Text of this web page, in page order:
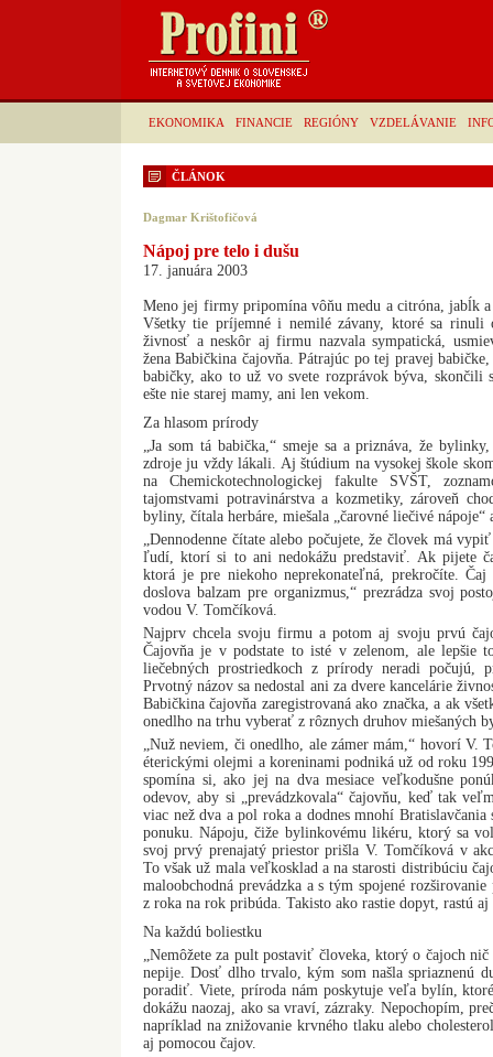
EKONOMIKA FINANCIE REGIÓNY VZDELÁVANIE
ČLÁNOK
Dagmar Krištofičová
Nápoj pre telo i dušu
17. januára 2003
Meno jej firmy pripomína vôňu medu a citróna, jabĺk a
Všetky tie príjemné i nemilé závany, ktoré sa rinuli
živnosť a neskôr aj firmu nazvala sympatická,
žena Babičkina čajovňa. Pátrajúc po tej pravej
babičky, ako to už vo svete rozprávok býva, skončili
ešte nie starej mamy, ani len vekom.
Za hlasom prírody
„Ja som tá babička,“ smeje sa a priznáva, že
zdroje ju vždy lákali. Aj štúdium na vysokej škole
na Chemickotechnologickej fakulte SVŠT,
tajomstvami potravinárstva a kozmetiky, zároveň
byliny, čítala herbáre, miešala „čarovné liečivé
„Dennodenne čítate alebo počujete, že človek má
ľudí, ktorí si to ani nedokážu predstaviť. Ak pijete
ktorá je pre niekoho neprekonateľná, prekročíte.
doslova balzam pre organizmus,“ prezrádza svoj
vodou V. Tomčíková.
Najprv chcela svoju firmu a potom aj svoju prvú
Čajovňa je v podstate to isté v zelenom, ale lepšie
liečebných prostriedkoch z prírody neradi počujú,
Prvotný názov sa nedostal ani za dvere kancelárie
Babičkina čajovňa zaregistrovaná ako značka, a ak
onedlho na trhu vyberať z rôznych druhov miešaných
„Nuž neviem, či onedlho, ale zámer mám,“ hovorí V.
éterickými olejmi a koreninami podniká už od roku
spomína si, ako jej na dva mesiace veľkodušne
odevov, aby si „prevádzkovala“ čajovňu, keď tak
viac než dva a pol roka a dodnes mnohí
ponuku. Nápoju, čiže bylinkovému likéru, ktorý sa
svoj prvý prenajatý priestor prišla V. Tomčíková v
To však už mala veľkosklad a na starosti distribúciu
maloobchodná prevádzka a s tým spojené
z roka na rok pribúda. Takisto ako rastie dopyt, rastú aj
Na každú boliestku
„Nemôžete za pult postaviť človeka, ktorý o čajoch
nepije. Dosť dlho trvalo, kým som našla spriaznenú
poradiť. Viete, príroda nám poskytuje veľa bylín,
dokážu naozaj, ako sa vraví, zázraky. Nepochopím,
napríklad na znižovanie krvného tlaku alebo
aj pomocou čajov.